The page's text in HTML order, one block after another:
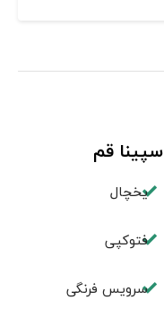
قم
یخچال
فتوکپی
سرویس فرنگی